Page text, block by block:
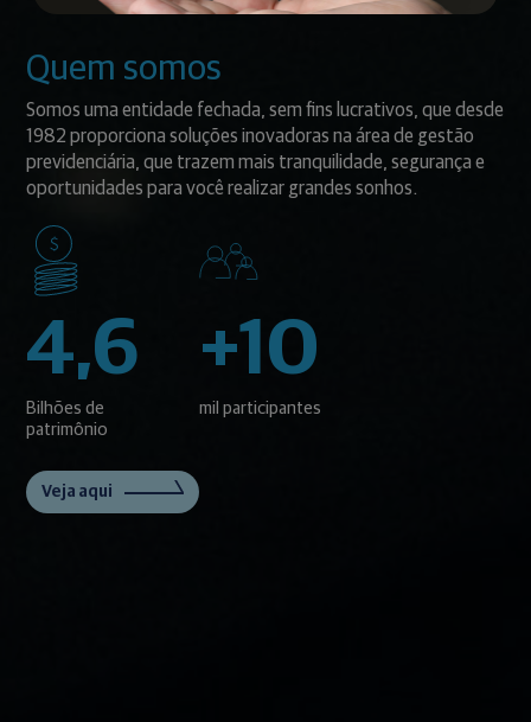
Quem somos
Somos uma entidade fechada, sem fins lucrativos, que desde
1982 proporciona soluções inovadoras na área de gestão
previdenciária, que trazem mais tranquilidade, segurança e
oportunidades para você realizar grandes sonhos.
4,6
Bilhões de
patrimônio
+10
mil participantes
Veja aqui